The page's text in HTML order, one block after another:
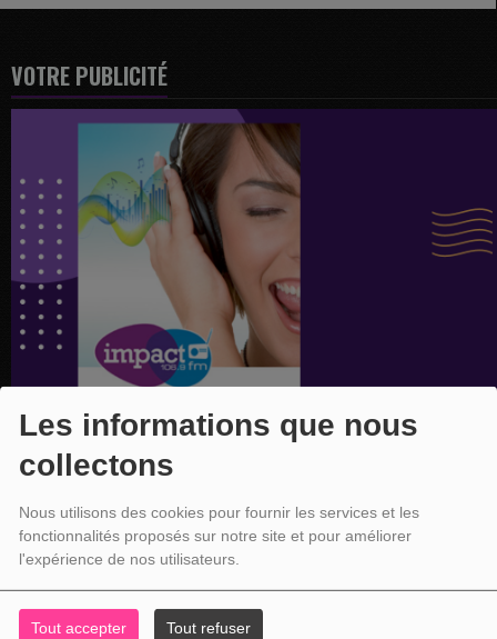
Les informations que nous
collectons
Nous utilisons des cookies pour fournir les services et les
fonctionnalités proposés sur notre site et pour améliorer
l'expérience de nos utilisateurs.
Tout accepter Tout refuser
VOTRE PUBLICITÉ